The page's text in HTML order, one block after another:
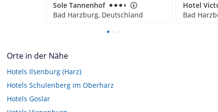
Sole Tannenhof
Bad Harzburg, Deutschland
Hotel
Bad
Orte in der Nähe
Hotels Ilsenburg (Harz)
Hotels Schulenberg im Oberharz
Hotels Goslar